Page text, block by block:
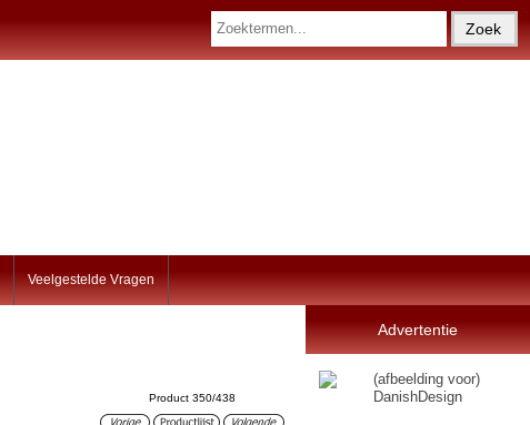
Veelgestelde Vragen
Product 350/438
Advertentie